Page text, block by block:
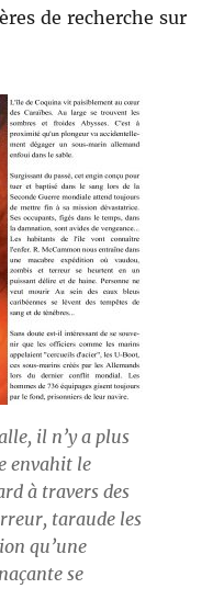
de recherche sur
il n’y a plus
envahit le
à travers des
taraude les
qu’une
se